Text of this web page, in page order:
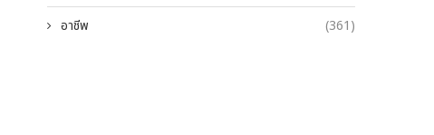
อาชีพ (361)